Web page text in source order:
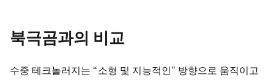
북극곰과의 비교
수중 테크놀러지는 “소형 및 지능적인” 방향으로 움직이고